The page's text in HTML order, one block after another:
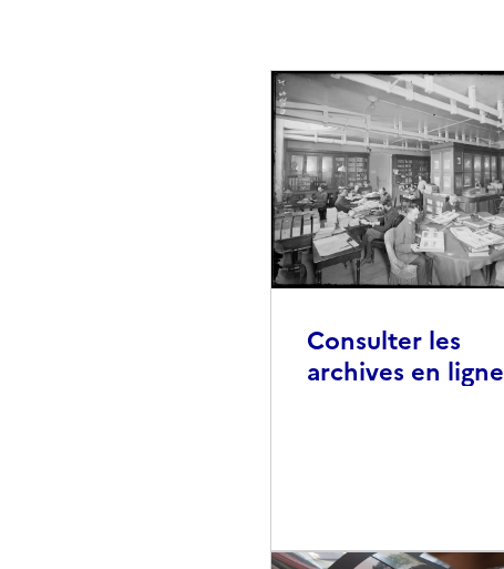
Consulter les
archives en ligne